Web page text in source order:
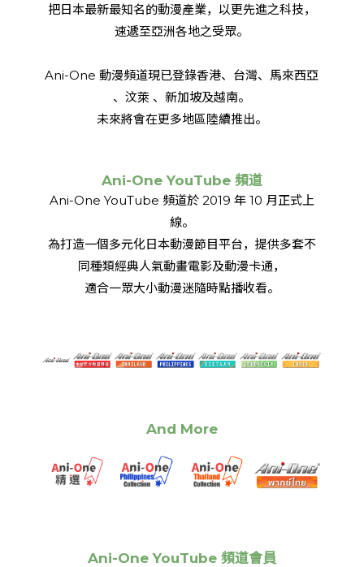
把日本最新最知名的動漫產業，以更先進之科技，
速遞至亞洲各地之受眾。
Ani-One 動漫頻道現已登錄香港、台灣、馬來西亞
、汶萊 、新加坡及越南。
未來將會在更多地區陸續推出。
Ani-One YouTube 頻道
Ani-One YouTube 頻道於 2019 年 10 月正式上
線。
為打造一個多元化日本動漫節目平台，提供多套不
同種類經典人氣動畫電影及動漫卡通，
適合一眾大小動漫迷隨時點播收看。
And More
Ani-One YouTube 頻道會員